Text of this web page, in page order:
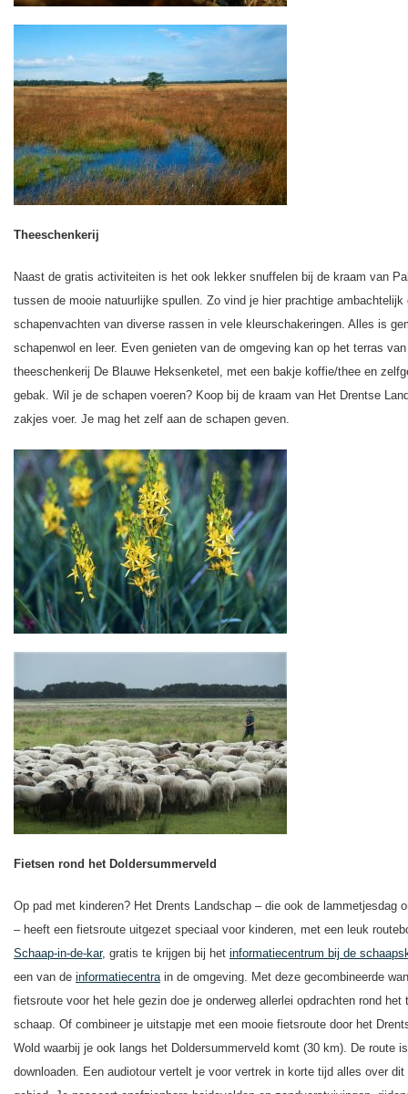
Theeschenkerij
Naast de gratis activiteiten is het ook lekker snuffelen bij de kraam van
tussen de mooie natuurlijke spullen. Zo vind je hier prachtige ambachtelijk
schapenvachten van diverse rassen in vele kleurschakeringen. Alles is
schapenwol en leer. Even genieten van de omgeving kan op het terras van
theeschenkerij De Blauwe Heksenketel, met een bakje koffie/thee en
gebak. Wil je de schapen voeren? Koop bij de kraam van Het Drentse
zakjes voer. Je mag het zelf aan de schapen geven.
Fietsen rond het Doldersummerveld
Op pad met kinderen? Het Drents Landschap – die ook de lammetjesdag
– heeft een fietsroute uitgezet speciaal voor kinderen, met een leuk
Schaap-in-de-kar, gratis te krijgen bij het informatiecentrum bij de
een van de informatiecentra in de omgeving. Met deze gecombineerde
fietsroute voor het hele gezin doe je onderweg allerlei opdrachten rond het
schaap. Of combineer je uitstapje met een mooie fietsroute door het Dre
Wold waarbij je ook langs het Doldersummerveld komt (30 km). De route
downloaden. Een audiotour vertelt je voor vertrek in korte tijd alles over dit